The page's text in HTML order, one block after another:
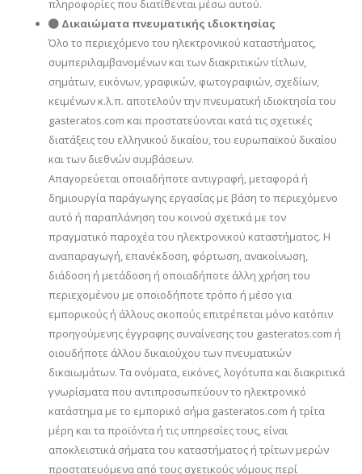
πληροφορίες που διατίθενται μέσω αυτού.
Δικαιώματα πνευματικής ιδιοκτησίας
Όλο το περιεχόμενο του ηλεκτρονικού καταστήματος,
συμπεριλαμβανομένων και των διακριτικών τίτλων,
σημάτων, εικόνων, γραφικών, φωτογραφιών, σχεδίων,
κειμένων κ.λ.π. αποτελούν την πνευματική ιδιοκτησία του
gasteratos.com και προστατεύονται κατά τις σχετικές
διατάξεις του ελληνικού δικαίου, του ευρωπαϊκού δικαίου
και των διεθνών συμβάσεων.
Απαγορεύεται οποιαδήποτε αντιγραφή, μεταφορά ή
δημιουργία παράγωγης εργασίας με βάση το περιεχόμενο
αυτό ή παραπλάνηση του κοινού σχετικά με τον
πραγματικό παροχέα του ηλεκτρονικού καταστήματος. Η
αναπαραγωγή, επανέκδοση, φόρτωση, ανακοίνωση,
διάδοση ή μετάδοση ή οποιαδήποτε άλλη χρήση του
περιεχομένου με οποιοδήποτε τρόπο ή μέσο για
εμπορικούς ή άλλους σκοπούς επιτρέπεται μόνο κατόπιν
προηγούμενης έγγραφης συναίνεσης του gasteratos.com ή
οιουδήποτε άλλου δικαιούχου των πνευματικών
δικαιωμάτων. Τα ονόματα, εικόνες, λογότυπα και διακριτικά
γνωρίσματα που αντιπροσωπεύουν το ηλεκτρονικό
κατάστημα με το εμπορικό σήμα gasteratos.com ή τρίτα
μέρη και τα προϊόντα ή τις υπηρεσίες τους, είναι
αποκλειστικά σήματα του καταστήματος ή τρίτων μερών
προστατευόμενα από τους σχετικούς νόμους περί